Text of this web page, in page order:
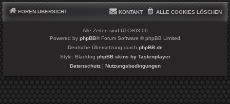
FOREN-ÜBERSICHT ALLE COOKIES LÖSCHEN
KONTAKT
Alle Zeiten sind UTC+03:00
Powered by phpBB® Forum Software © phpBB Limited
Deutsche Übersetzung durch phpBB.de
Style: Blackfog phpBB skins by Tastenplayer
Datenschutz| Nutzungsbedingungen